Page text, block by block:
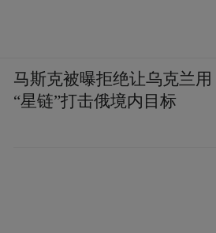
马斯克被曝拒绝让乌克兰用
“星链”打击俄境内目标